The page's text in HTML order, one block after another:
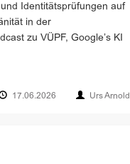
Identitätsprüfungen auf
in der
zu VÜPF, Google’s KI
17.06.2026 Urs Arnold